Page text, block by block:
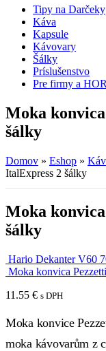
Tipy na Darčeky
Káva
Kapsule
Kávovary
Šálky
Príslušenstvo
Pre firmy a
Moka
šálky
Domov » Eshop »
ItalExpress 2 šálky
Moka
šálky
Hario Dekanter V60
Moka konvica
11.55 € s DPH
Moka konvice
moka kávovarům z